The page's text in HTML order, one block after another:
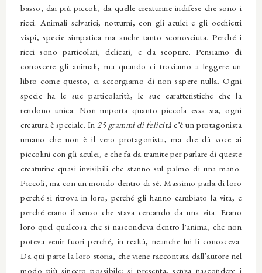
basso, dai più piccoli, da quelle creaturine indifese che sono i
ricci. Animali selvatici, notturni, con gli aculei e gli occhietti
vispi, specie simpatica ma anche tanto sconosciuta. Perché i
ricci sono particolari, delicati, e da scoprire. Pensiamo di
conoscere gli animali, ma quando ci troviamo a leggere un
libro come questo, ci accorgiamo di non sapere nulla. Ogni
specie ha le sue particolarità, le sue caratteristiche che la
rendono unica. Non importa quanto piccola essa sia, ogni
creatura è speciale. In25 grammi di felicità c’è un protagonista
umano che non è il vero protagonista, ma che dà voce ai
piccolini con gli aculei, e che fa da tramite per parlare di queste
creaturine quasi invisibili che stanno sul palmo di una mano.
Piccoli, ma con un mondo dentro di sé. Massimo parla di loro
perché si ritrova in loro, perché gli hanno cambiato la vita, e
perché erano il senso che stava cercando da una vita. Erano
loro quel qualcosa che si nascondeva dentro l'anima, che non
poteva venir fuori perché, in realtà, neanche lui li conosceva.
Da qui parte la loro storia, che viene raccontata dall’autore nel
modo più sincero possibile: si presenta, senza nascondere i